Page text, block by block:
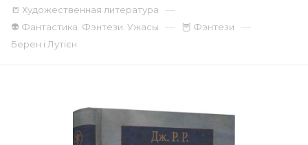
📒 Художественная литература —
👽 Фантастика. Фэнтези. Ужасы — 🦉 Фэнтези —
Берен і Лутієн